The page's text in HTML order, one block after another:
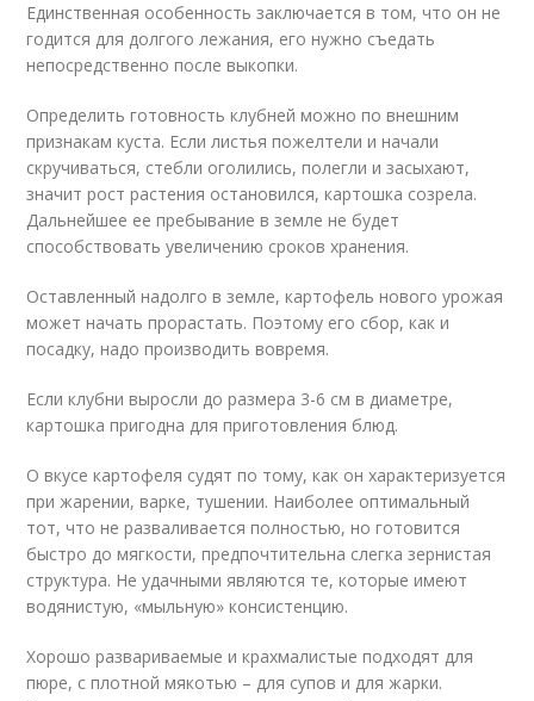
Единственная особенность заключается в том, что он не
годится для долгого лежания, его нужно съедать
непосредственно после выкопки.
Определить готовность клубней можно по внешним
признакам куста. Если листья пожелтели и начали
скручиваться, стебли оголились, полегли и засыхают,
значит рост растения остановился, картошка созрела.
Дальнейшее ее пребывание в земле не будет
способствовать увеличению сроков хранения.
Оставленный надолго в земле, картофель нового урожая
может начать прорастать. Поэтому его сбор, как и
посадку, надо производить вовремя.
Если клубни выросли до размера 3-6 см в диаметре,
картошка пригодна для приготовления блюд.
О вкусе картофеля судят по тому, как он характеризуется
при жарении, варке, тушении. Наиболее оптимальный
тот, что не разваливается полностью, но готовится
быстро до мягкости, предпочтительна слегка зернистая
структура. Не удачными являются те, которые имеют
водянистую, «мыльную» консистенцию.
Хорошо развариваемые и крахмалистые подходят для
пюре, с плотной мякотью – для супов и для жарки.